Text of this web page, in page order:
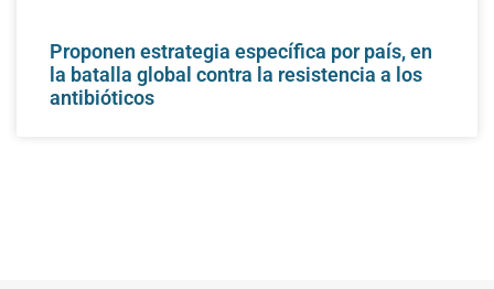
Proponen estrategia específica por país, en
la batalla global contra la resistencia a los
antibióticos